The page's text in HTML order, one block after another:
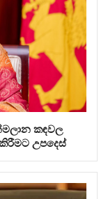
කඳවල
උපදෙස්